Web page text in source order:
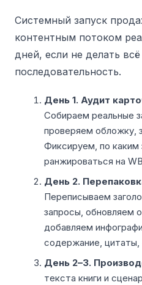
Системный запуск
контентным потоком
дней, если не делать
последовательность.
День 1. Аудит
Собираем реальные
проверяем обложку,
Фиксируем, по каким
ранжироваться на
День 2.
Переписываем
запросы, обновляем
добавляем
содержание, цитаты,
День 2–3.
текста книги и